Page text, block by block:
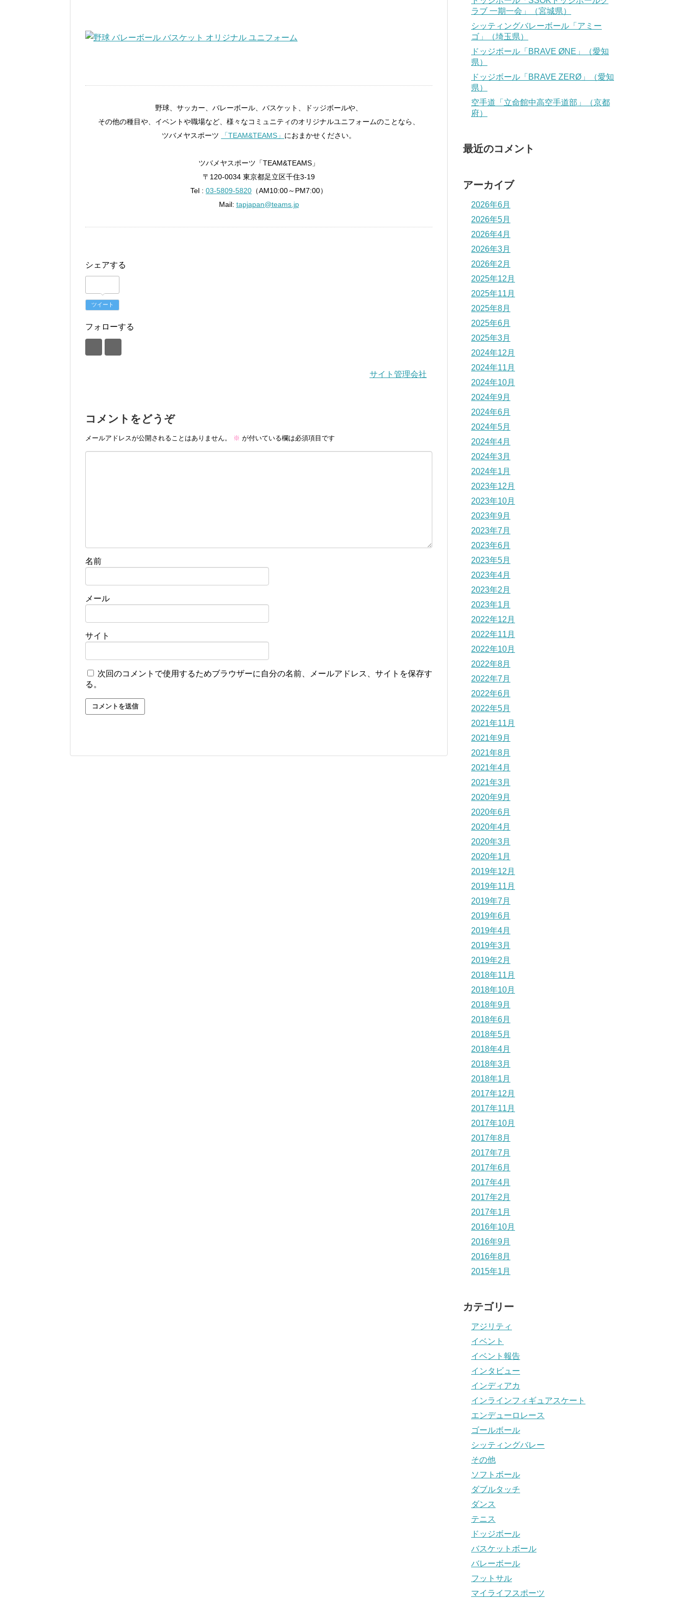
野球、サッカー、バレーボール、バスケット、ドッジボールや、
その他の種目や、イベントや職場など、様々なコミュニティのオリジナルユニフォームのことなら、
ツバメヤスポーツ
「TEAM&TEAMS」 におまかせください。
ツバメヤスポーツ「TEAM&TEAMS」
〒120-0034 東京都足立区千住3-19
Tel : 03-5809-5820 （AM10:00～PM7:00）
Mail: tapjapan@teams.jp
シェアする
ツイート
フォローする
サイト管理会社
コメントをどうぞ
メールアドレスが公開されることはありません。 ※ が付いている欄は必須項目です
名前
メール
サイト
次回のコメントで使用するためブラウザーに自分の名前、メールアドレス、サイトを保存す
る。
ラブ 一期一会」（宮城県）
シッティングバレーボール「アミー
ゴ」（埼玉県）
ドッジボール「BRAVE ØNE」（愛知
県）
ドッジボール「BRAVE ZERØ」（愛知
県）
空手道「立命館中高空手道部」（京都
府）
最近のコメント
アーカイブ
2026年6月
2026年5月
2026年4月
2026年3月
2026年2月
2025年12月
2025年11月
2025年8月
2025年6月
2025年3月
2024年12月
2024年11月
2024年10月
2024年9月
2024年6月
2024年5月
2024年4月
2024年3月
2024年1月
2023年12月
2023年10月
2023年9月
2023年7月
2023年6月
2023年5月
2023年4月
2023年2月
2023年1月
2022年12月
2022年11月
2022年10月
2022年8月
2022年7月
2022年6月
2022年5月
2021年11月
2021年9月
2021年8月
2021年4月
2021年3月
2020年9月
2020年6月
2020年4月
2020年3月
2020年1月
2019年12月
2019年11月
2019年7月
2019年6月
2019年4月
2019年3月
2019年2月
2018年11月
2018年10月
2018年9月
2018年6月
2018年5月
2018年4月
2018年3月
2018年1月
2017年12月
2017年11月
2017年10月
2017年8月
2017年7月
2017年6月
2017年4月
2017年2月
2017年1月
2016年10月
2016年9月
2016年8月
2015年1月
カテゴリー
アジリティ
イベント
イベント報告
インタビュー
インディアカ
インラインフィギュアスケート
エンデューロレース
ゴールボール
シッティングバレー
その他
ソフトボール
ダブルタッチ
ダンス
テニス
ドッジボール
バスケットボール
バレーボール
フットサル
マイライフスポーツ